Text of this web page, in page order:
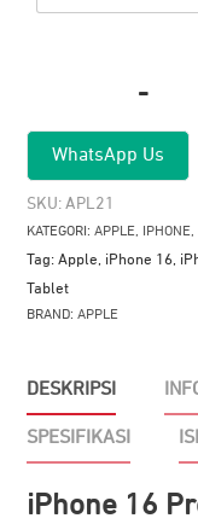
-
Apple
iPhone
Pro
WhatsApp Us
SKU: APL21
KATEGORI: APPLE, IPHONE,
Tag: Apple, iPhone 16,
Tablet
BRAND: APPLE
DESKRIPSI
SPESIFIKASI
iPhone 16